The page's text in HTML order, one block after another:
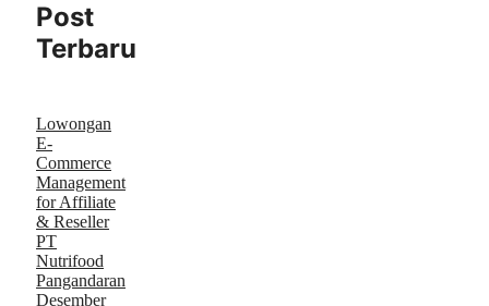
Post
Terbaru
Lowongan
E-
Commerce
Management
for Affiliate
& Reseller
PT
Nutrifood
Pangandaran
Desember